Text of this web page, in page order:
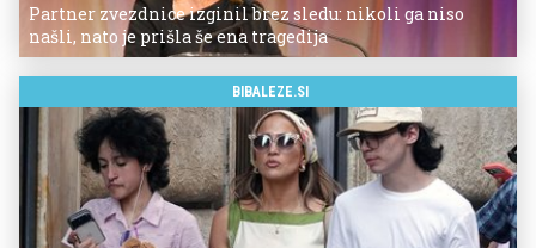
Partner zvezdnice izginil brez sledu: nikoli ga niso
našli, nato je prišla še ena tragedija
BIBALEZE.SI